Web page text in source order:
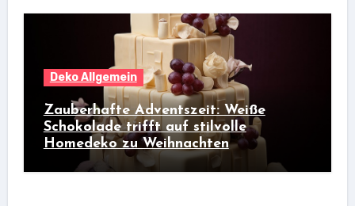
Deko Allgemein
Zauberhafte Adventszeit: Weiße
Schokolade trifft auf stilvolle
Homedeko zu Weihnachten